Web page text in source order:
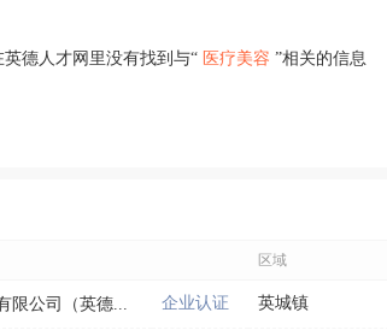
英德人才网里没有找到与“ 医疗美容 ”相关的信息
区域
限公司（英德... 企业认证 英城镇